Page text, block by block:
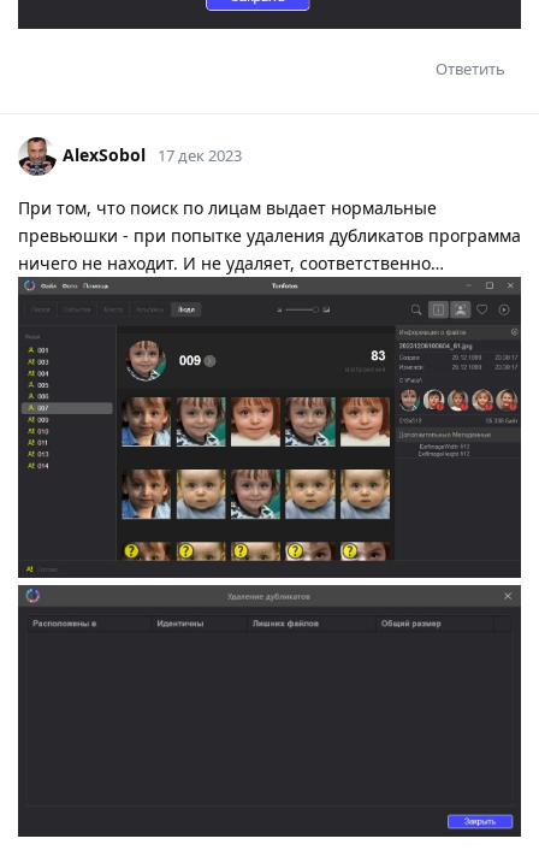
Ответить
AlexSobol 17 дек 2023
При том, что поиск по лицам выдает нормальные
превьюшки - при попытке удаления дубликатов программа
ничего не находит. И не удаляет, соответственно…